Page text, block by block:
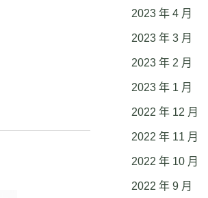
2023 年 4 月
2023 年 3 月
2023 年 2 月
2023 年 1 月
2022 年 12 月
2022 年 11 月
2022 年 10 月
2022 年 9 月